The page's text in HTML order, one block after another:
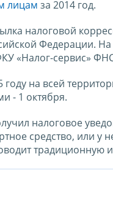
лицам за 2014 год.
налоговой
Федерации.
«Налог-сервис»
на всей
- 1 октября.
налоговое
средство, или